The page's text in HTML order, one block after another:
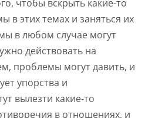
чтобы вскрыть какие-то
в этих темах и заняться их
в любом случае могут
действовать на
проблемы могут давить, и
упорства и
вылезти какие-то
в отношениях, и